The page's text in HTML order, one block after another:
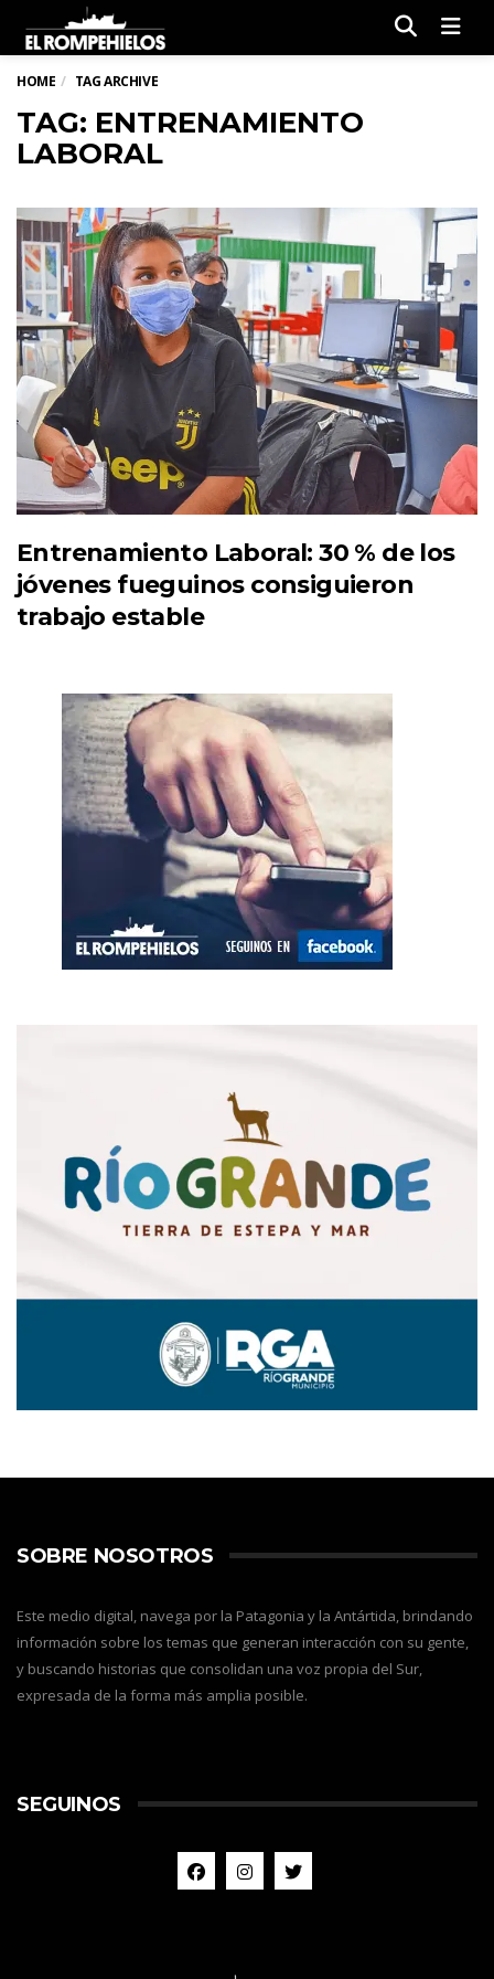
HOME TAG ARCHIVE
TAG: ENTRENAMIENTO
LABORAL
Entrenamiento Laboral: 30 % de los
jóvenes fueguinos consiguieron
trabajo estable
SOBRE NOSOTROS
Este medio digital, navega por la Patagonia y la Antártida, brindando
información sobre los temas que generan interacción con su gente,
y buscando historias que consolidan una voz propia del Sur,
expresada de la forma más amplia posible.
SEGUINOS